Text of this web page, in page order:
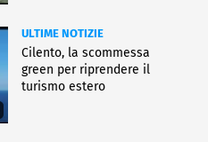
ULTIME NOTIZIE
Cilento, la scommessa
green per riprendere il
turismo estero